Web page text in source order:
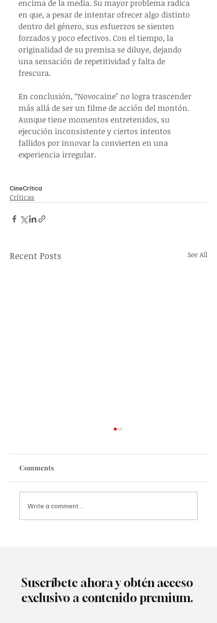
encima de la media. Su mayor problema radica
en que, a pesar de intentar ofrecer algo distinto
dentro del género, sus esfuerzos se sienten
forzados y poco efectivos. Con el tiempo, la
originalidad de su premisa se diluye, dejando
una sensación de repetitividad y falta de
frescura.
En conclusión, “Novocaine" no logra trascender
más allá de ser un filme de acción del montón.
Aunque tiene momentos entretenidos, su
ejecución inconsistente y ciertos intentos
fallidos por innovar la convierten en una
experiencia irregular.
CineCrítica
Críticas
Recent Posts See All
Comments
Write a comment...
Suscríbete ahora y obtén acceso
exclusivo a contenido premium.